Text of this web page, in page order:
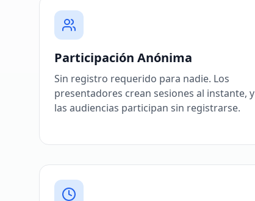
Participación Anónima
Sin registro requerido para nadie. Los
presentadores crean sesiones al instante, y
las audiencias participan sin registrarse.